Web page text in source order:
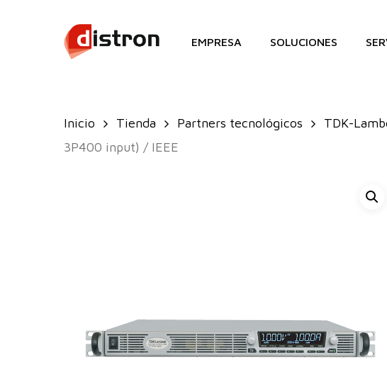
EMPRESA SOLUCIONES
Inicio Tienda Partners tecnológicos TDK-
3P400 input) / IEEE